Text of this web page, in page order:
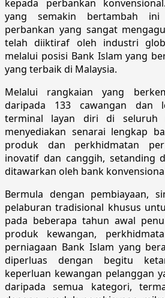
kepada perbankan
yang semakin bertambah ini
perbankan yang sangat
telah diiktiraf oleh industri
melalui posisi Bank Islam yang
yang terbaik di Malaysia.
Melalui rangkaian yang
daripada 133 cawangan dan
terminal layan diri di seluruh
menyediakan senarai lengkap
produk dan perkhidmatan
inovatif dan canggih, setanding
ditawarkan oleh bank
Bermula dengan pembiayaan,
pelaburan tradisional khusus
pada beberapa tahun awal
produk kewangan,
perniagaan Bank Islam yang
diperluas dengan begitu
keperluan kewangan pelanggan
daripada semua kategori,